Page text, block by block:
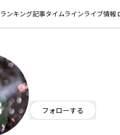
ランキング記事タイムラインライブ情報
フォローする